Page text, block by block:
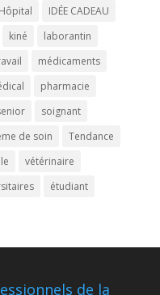
Hôpital
IDÉE CADEAU
kiné
laborantin
médicaments
pharmacie
soignant
de soin
Tendance
vétérinaire
étudiant
de la